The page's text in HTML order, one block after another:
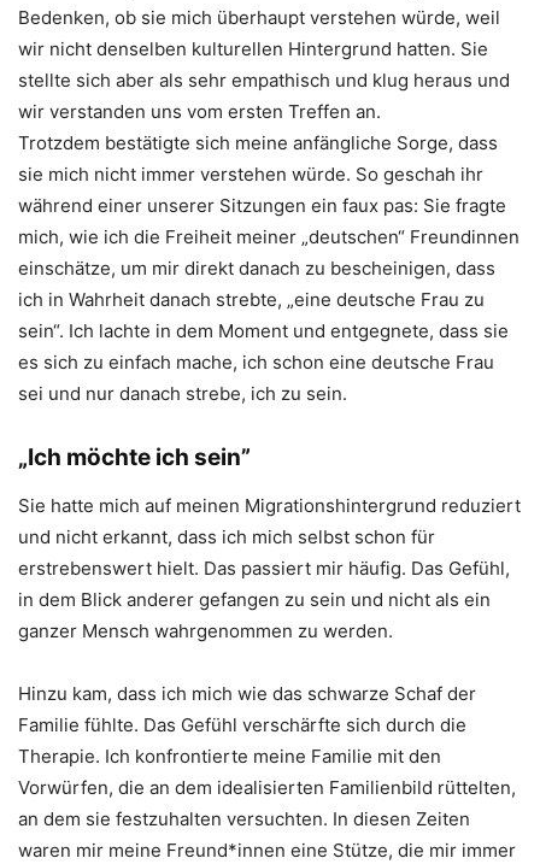
Bedenken, ob sie mich überhaupt verstehen würde, weil
wir nicht denselben kulturellen Hintergrund hatten. Sie
stellte sich aber als sehr empathisch und klug heraus und
wir verstanden uns vom ersten Treffen an.
Trotzdem bestätigte sich meine anfängliche Sorge, dass
sie mich nicht immer verstehen würde. So geschah ihr
während einer unserer Sitzungen ein faux pas: Sie fragte
mich, wie ich die Freiheit meiner „deutschen“ Freundinnen
einschätze, um mir direkt danach zu bescheinigen, dass
ich in Wahrheit danach strebte, „eine deutsche Frau zu
sein“. Ich lachte in dem Moment und entgegnete, dass sie
es sich zu einfach mache, ich schon eine deutsche Frau
sei und nur danach strebe, ich zu sein.
„Ich möchte ich sein”
Sie hatte mich auf meinen Migrationshintergrund reduziert
und nicht erkannt, dass ich mich selbst schon für
erstrebenswert hielt. Das passiert mir häufig. Das Gefühl,
in dem Blick anderer gefangen zu sein und nicht als ein
ganzer Mensch wahrgenommen zu werden.
Hinzu kam, dass ich mich wie das schwarze Schaf der
Familie fühlte. Das Gefühl verschärfte sich durch die
Therapie. Ich konfrontierte meine Familie mit den
Vorwürfen, die an dem idealisierten Familienbild rüttelten,
an dem sie festzuhalten versuchten. In diesen Zeiten
waren mir meine Freund*innen eine Stütze, die mir immer